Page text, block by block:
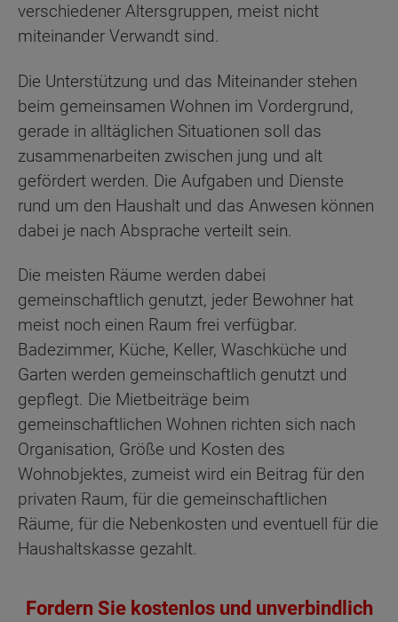
verschiedener Altersgruppen, meist nicht
miteinander Verwandt sind.
Die Unterstützung und das Miteinander stehen
beim gemeinsamen Wohnen im Vordergrund,
gerade in alltäglichen Situationen soll das
zusammenarbeiten zwischen jung und alt
gefördert werden. Die Aufgaben und Dienste
rund um den Haushalt und das Anwesen können
dabei je nach Absprache verteilt sein.
Die meisten Räume werden dabei
gemeinschaftlich genutzt, jeder Bewohner hat
meist noch einen Raum frei verfügbar.
Badezimmer, Küche, Keller, Waschküche und
Garten werden gemeinschaftlich genutzt und
gepflegt. Die Mietbeiträge beim
gemeinschaftlichen Wohnen richten sich nach
Organisation, Größe und Kosten des
Wohnobjektes, zumeist wird ein Beitrag für den
privaten Raum, für die gemeinschaftlichen
Räume, für die Nebenkosten und eventuell für die
Haushaltskasse gezahlt.
Fordern Sie kostenlos und unverbindlich